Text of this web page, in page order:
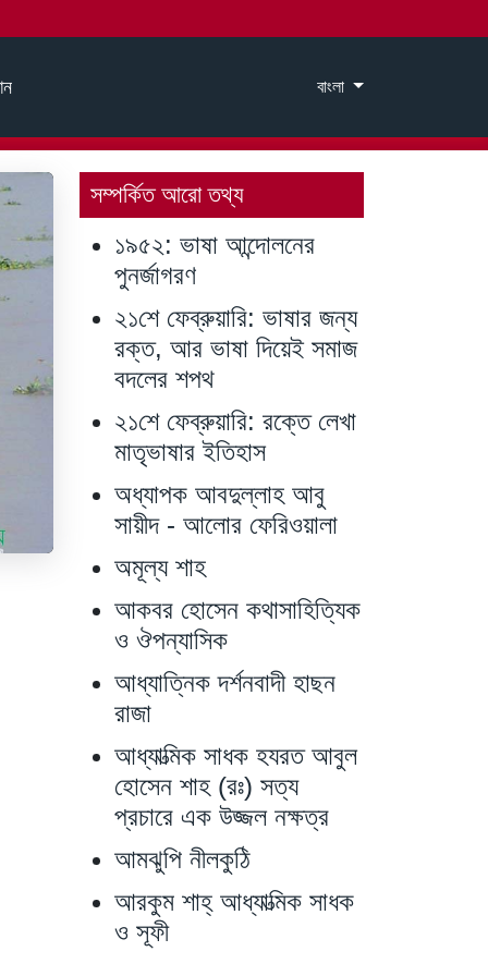
Select your
বাংলা
সম্পর্কিত আরো তথ্য
১৯৫২: ভাষা আন্দোলনের
পুনর্জাগরণ
২১শে ফেব্রুয়ারি: ভাষার জন্য
রক্ত, আর ভাষা দিয়েই সমাজ
বদলের শপথ
২১শে ফেব্রুয়ারি: রক্তে লেখা
মাতৃভাষার ইতিহাস
অধ্যাপক আবদুল্লাহ আবু
সায়ীদ - আলোর ফেরিওয়ালা
অমূল্য শাহ
আকবর হোসেন কথাসাহিত্যিক
ও ঔপন্যাসিক
আধ্যাত্নিক দর্শনবাদী হাছন
রাজা
আধ্যাত্মিক সাধক হযরত আবুল
হোসেন শাহ (রঃ) সত্য
প্রচারে এক উজ্জল নক্ষত্র
আমঝুপি নীলকুঠি
আরকুম শাহ্‌ আধ্যাত্মিক সাধক
ও সূফী